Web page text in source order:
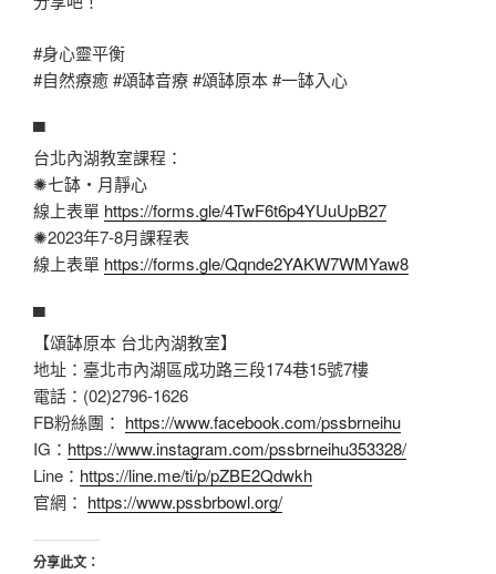
#身心靈平衡
#自然療癒#頌缽音療#頌缽原本#一缽入心
▀
台北內湖教室課程：
✺七缽・月靜心
線上表單 https://forms.gle/4TwF6t6p4YUuUpB27
✺2023年7-8月課程表
線上表單 https://forms.gle/Qqnde2YAKW7WMYaw8
▀
【頌缽原本 台北內湖教室】
地址：臺北市內湖區成功路三段174巷15號7樓
電話：(02)2796-1626
FB粉絲團： https://www.facebook.com/pssbrneihu
IG： https://www.instagram.com/pssbrneihu353328/
Line： https://line.me/ti/p/pZBE2Qdwkh
官網： https://www.pssbrbowl.org/
分享此文：